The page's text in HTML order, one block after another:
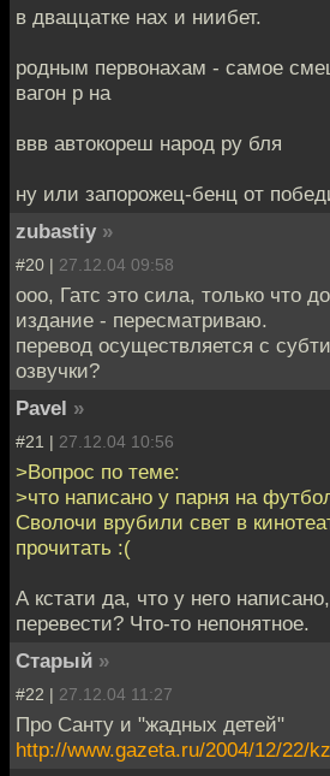
в дваццатке нах и ниибет.
родным первонахам - самое
вагон р на
ввв автокореш народ ру бля
ну или запорожец-бенц от
zubastiy »
#20 | 27.12.04 09:58
ооо, Гатс это сила, только что
издание - пересматриваю.
перевод осуществляется с
озвучки?
Pavel »
#21 | 27.12.04 10:56
>Вопрос по теме:
>что написано у парня на
Сволочи врубили свет в
прочитать :(
А кстати да, что у него
перевести? Что-то непонятное.
Старый »
#22 | 27.12.04 11:27
Про Санту и "жадных детей"
http://www.gazeta.ru/2004/12/22/